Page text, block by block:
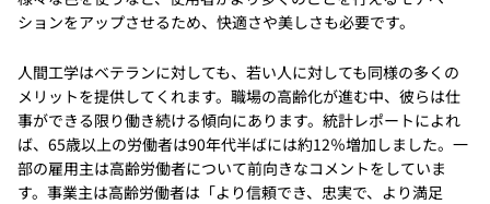
ションをアップさせるため、快適さや美しさも必要です。
人間工学はベテランに対しても、若い人に対しても同様の多くの
メリットを提供してくれます。職場の高齢化が進む中、彼らは仕
事ができる限り働き続ける傾向にあります。統計レポートによれ
ば、65歳以上の労働者は90年代半ばには約12％増加しました。一
部の雇用主は高齢労働者について前向きなコメントをしていま
す。事業主は高齢労働者は「より信頼でき、忠実で、より満足